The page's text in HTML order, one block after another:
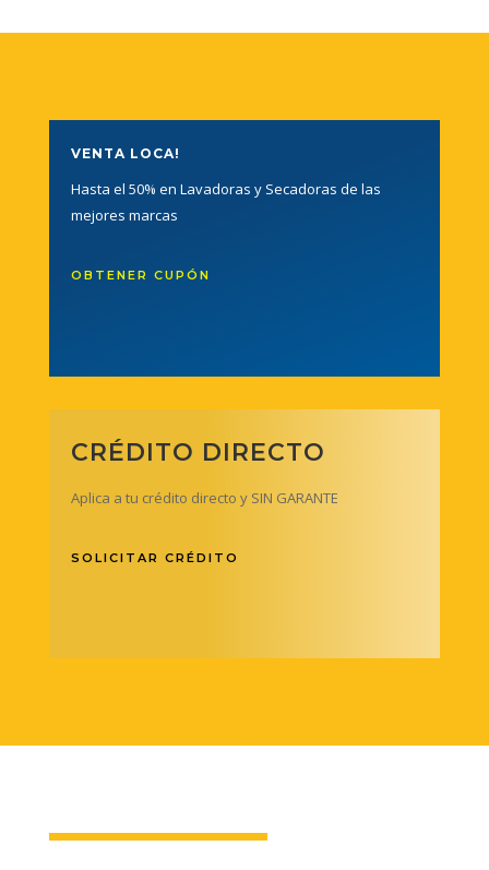
VENTA LOCA!
Hasta el 50% en Lavadoras y Secadoras de las
mejores marcas
OBTENER CUPÓN
CRÉDITO DIRECTO
Aplica a tu crédito directo y SIN GARANTE
SOLICITAR CRÉDITO